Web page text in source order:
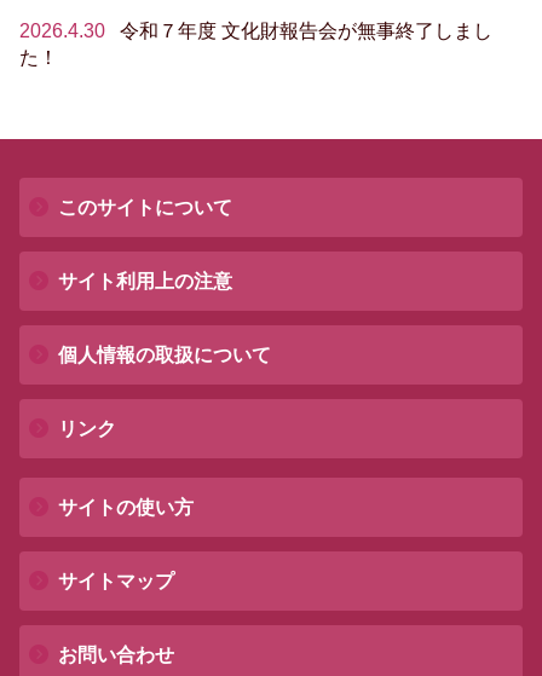
2026.4.30
令和７年度 文化財報告会が無事終了しまし
た！
このサイトについて
サイト利用上の注意
個人情報の取扱について
リンク
サイトの使い方
サイトマップ
お問い合わせ